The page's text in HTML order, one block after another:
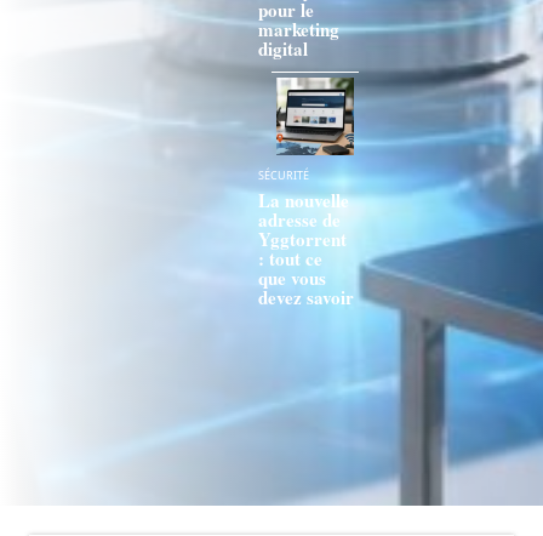
pour le
marketing
digital
SÉCURITÉ
La nouvelle
adresse de
Yggtorrent
: tout ce
que vous
devez savoir